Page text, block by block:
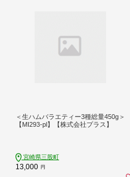
＜生ハムバラエティー3種総量450g＞
【MI293-pl】【株式会社プラス】
宮崎県三股町
13,000 円